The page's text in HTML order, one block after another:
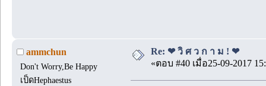
ammchun
Don't Worry,Be Happy
เป็ดHephaestus
Re: ❤ วิ ศ ว ก า ม ! ❤
«ตอบ #40 เมื่อ25-09-2017